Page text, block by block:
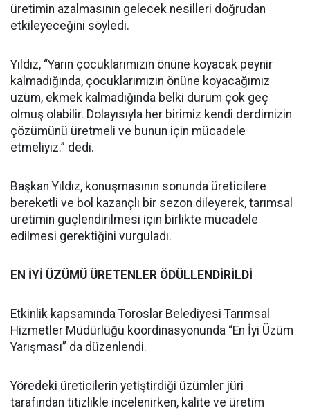
üretimin azalmasının gelecek nesilleri doğrudan
etkileyeceğini söyledi.
Yıldız, “Yarın çocuklarımızın önüne koyacak peynir
kalmadığında, çocuklarımızın önüne koyacağımız
üzüm, ekmek kalmadığında belki durum çok geç
olmuş olabilir. Dolayısıyla her birimiz kendi derdimizin
çözümünü üretmeli ve bunun için mücadele
etmeliyiz.” dedi.
Başkan Yıldız, konuşmasının sonunda üreticilere
bereketli ve bol kazançlı bir sezon dileyerek, tarımsal
üretimin güçlendirilmesi için birlikte mücadele
edilmesi gerektiğini vurguladı.
EN İYİ ÜZÜMÜ ÜRETENLER ÖDÜLLENDİRİLDİ
Etkinlik kapsamında Toroslar Belediyesi Tarımsal
Hizmetler Müdürlüğü koordinasyonunda “En İyi Üzüm
Yarışması” da düzenlendi.
Yöredeki üreticilerin yetiştirdiği üzümler jüri
tarafından titizlikle incelenirken, kalite ve üretim